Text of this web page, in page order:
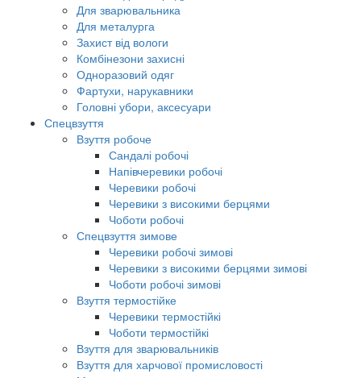
Для зварювальника
Для металурга
Захист від вологи
Комбінезони захисні
Одноразовий одяг
Фартухи, нарукавники
Головні убори, аксесуари
Спецвзуття
Взуття робоче
Сандалі робочі
Напівчеревики робочі
Черевики робочі
Черевики з високими берцями
Чоботи робочі
Спецвзуття зимове
Черевики робочі зимові
Черевики з високими берцями зимові
Чоботи робочі зимові
Взуття термостійке
Черевики термостійкі
Чоботи термостійкі
Взуття для зварювальників
Взуття для харчової промисловості